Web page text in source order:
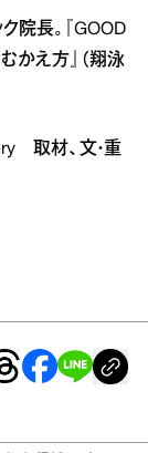
院長。『GOOD
かえ方』（翔泳
取材、文・重